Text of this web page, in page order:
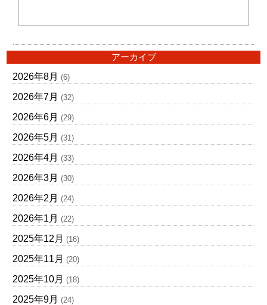
アーカイブ
2026年8月 (6)
2026年7月 (32)
2026年6月 (29)
2026年5月 (31)
2026年4月 (33)
2026年3月 (30)
2026年2月 (24)
2026年1月 (22)
2025年12月 (16)
2025年11月 (20)
2025年10月 (18)
2025年9月 (24)